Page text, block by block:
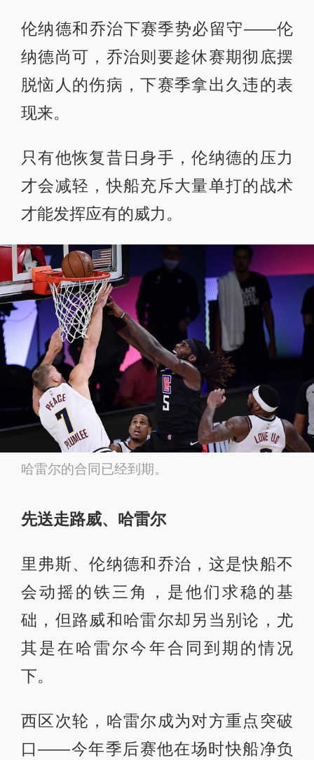
伦纳德和乔治下赛季势必留守——伦
纳德尚可，乔治则要趁休赛期彻底摆
脱恼人的伤病，下赛季拿出久违的表
现来。
只有他恢复昔日身手，伦纳德的压力
才会减轻，快船充斥大量单打的战术
才能发挥应有的威力。
哈雷尔的合同已经到期。
先送走路威、哈雷尔
里弗斯、伦纳德和乔治，这是快船不
会动摇的铁三角，是他们求稳的基
础，但路威和哈雷尔却另当别论，尤
其是在哈雷尔今年合同到期的情况
下。
西区次轮，哈雷尔成为对方重点突破
口——今年季后赛他在场时快船净负